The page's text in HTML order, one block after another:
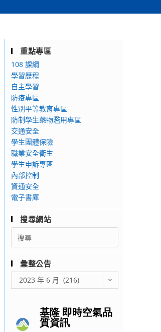
重點專區
108 課綱
學習歷程
自主學習
防疫專區
性別平等教育專區
防制學生藥物濫用專區
交通安全
學生團體保險
職業安全衛生
學生申訴專區
內部控制
資通安全
電子書庫
搜尋網站
Search
for:
彙整公告
整
2023 年 6 月 (216)